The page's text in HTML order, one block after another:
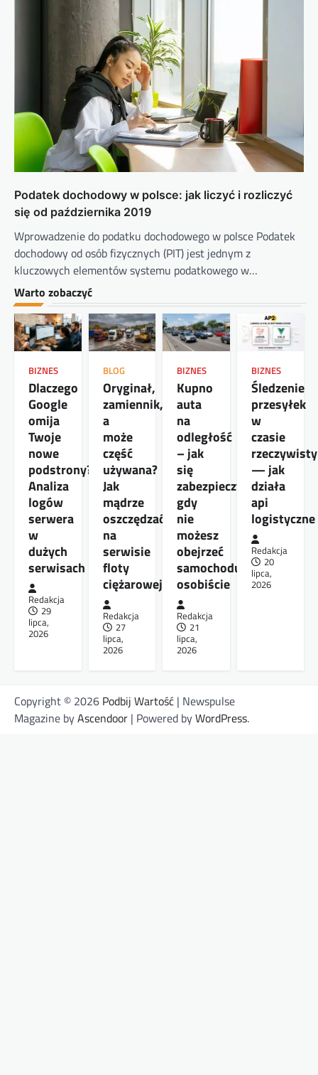
Podatek dochodowy w polsce: jak liczyć i rozliczyć
się od października 2019
Wprowadzenie do podatku dochodowego w polsce Podatek
dochodowy od osób fizycznych (PIT) jest jednym z
kluczowych elementów systemu podatkowego w…
Warto zobaczyć
BIZNES
Dlaczego
Google
omija
Twoje
nowe
podstrony?
Analiza
logów
serwera
w
dużych
serwisach
Redakcja
29
lipca,
2026
BLOG
Oryginał,
zamiennik,
a
może
część
używana?
Jak
mądrze
oszczędzać
na
serwisie
floty
ciężarowej
Redakcja
27
lipca,
2026
BIZNES
Kupno
auta
na
odległość
– jak
się
zabezpieczyć,
gdy
nie
możesz
obejrzeć
samochodu
osobiście
Redakcja
21
lipca,
2026
BIZNES
Śledzenie
przesyłek
w
czasie
— jak
działa
api
logistyczne
Redakcja
20
lipca,
2026
Copyright © 2026 Podbij Wartość | Newspulse
Magazine byAscendoor | Powered byWordPress.